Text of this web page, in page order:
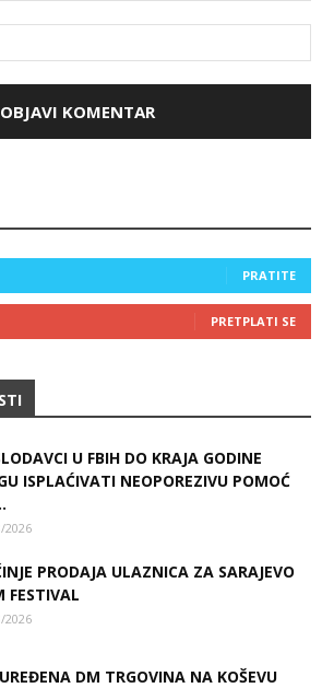
PRATITE
PRETPLATI SE
U FBIH DO KRAJA GODINE
ISPLAĆIVATI NEOPOREZIVU POMOĆ
2026
PRODAJA ULAZNICA ZA SARAJEVO
FESTIVAL
2026
DM TRGOVINA NA KOŠEVU